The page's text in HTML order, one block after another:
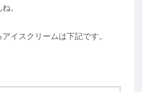
。
イスクリームは下記です。